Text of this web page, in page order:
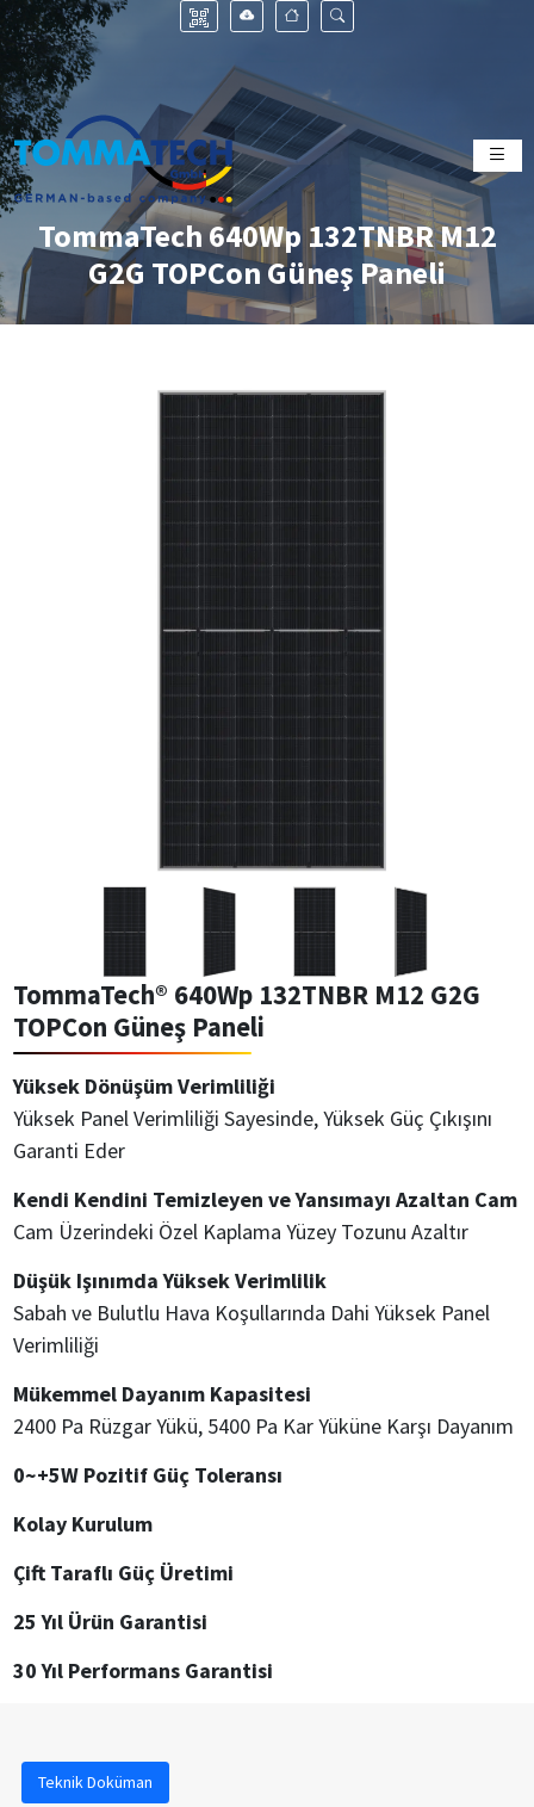
TommaTech 640Wp 132TNBR M12
G2G TOPCon Güneş Paneli
TommaTech® 640Wp 132TNBR M12 G2G
TOPCon Güneş Paneli
Yüksek Dönüşüm Verimliliği
Yüksek Panel Verimliliği Sayesinde, Yüksek Güç Çıkışını
Garanti Eder
Kendi Kendini Temizleyen ve Yansımayı Azaltan Cam
Cam Üzerindeki Özel Kaplama Yüzey Tozunu Azaltır
Düşük Işınımda Yüksek Verimlilik
Sabah ve Bulutlu Hava Koşullarında Dahi Yüksek Panel
Verimliliği
Mükemmel Dayanım Kapasitesi
2400 Pa Rüzgar Yükü, 5400 Pa Kar Yüküne Karşı Dayanım
0~+5W Pozitif Güç Toleransı
Kolay Kurulum
Çift Taraflı Güç Üretimi
25 Yıl Ürün Garantisi
30 Yıl Performans Garantisi
Teknik Doküman